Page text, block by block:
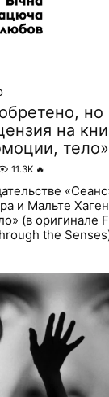
на
11.3K 🔥
и Мальте
(в оригинале
the